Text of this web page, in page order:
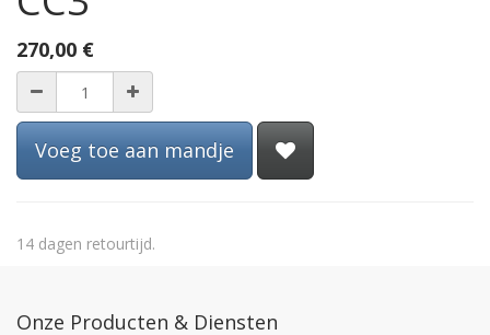
270,00 €
Voeg toe aan mandje
14 dagen retourtijd.
Onze Producten & Diensten